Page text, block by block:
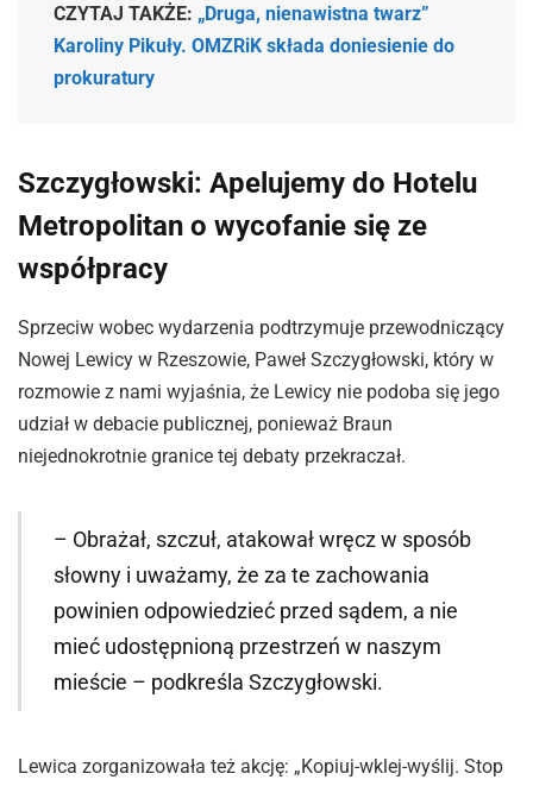
CZYTAJ TAKŻE: „Druga, nienawistna twarz”
Karoliny Pikuły. OMZRiK składa doniesienie do
prokuratury
Szczygłowski: Apelujemy do Hotelu
Metropolitan o wycofanie się ze
współpracy
Sprzeciw wobec wydarzenia podtrzymuje przewodniczący
Nowej Lewicy w Rzeszowie, Paweł Szczygłowski, który w
rozmowie z nami wyjaśnia, że Lewicy nie podoba się jego
udział w debacie publicznej, ponieważ Braun
niejednokrotnie granice tej debaty przekraczał.
– Obrażał, szczuł, atakował wręcz w sposób
słowny i uważamy, że za te zachowania
powinien odpowiedzieć przed sądem, a nie
mieć udostępnioną przestrzeń w naszym
mieście – podkreśla Szczygłowski.
Lewica zorganizowała też akcję: „Kopiuj-wklej-wyślij. Stop